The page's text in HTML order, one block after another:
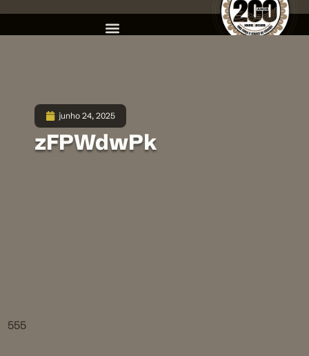
junho 24, 2025
zFPWdwPk
555